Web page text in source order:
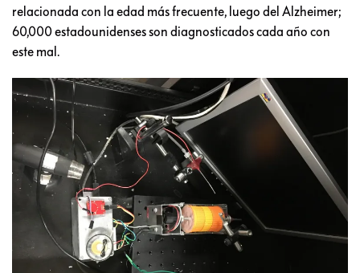
relacionada con la edad más frecuente, luego del Alzheimer;
60,000 estadounidenses son diagnosticados cada año con
este mal.